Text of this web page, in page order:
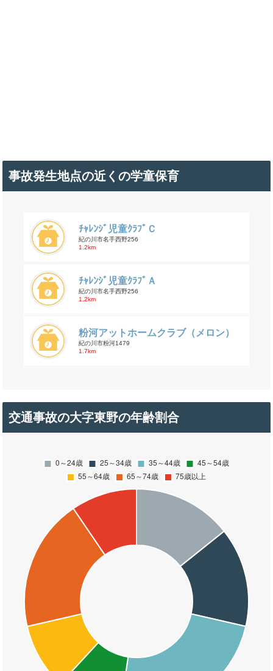
事故発生地点の近くの学童保育
ﾁｬﾚﾝｼﾞ児童ｸﾗﾌﾞＣ
紀の川市名手西野256
1.2km
ﾁｬﾚﾝｼﾞ児童ｸﾗﾌﾞＡ
紀の川市名手西野256
1.2km
粉河アットホームクラブ（メロン）
紀の川市粉河1479
1.7km
交通事故の大字東野の年齢割合